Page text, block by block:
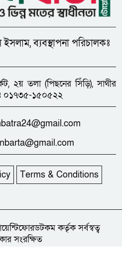
ঘটনায় প্রেমিকের শাস্তির
মানববন্ধন
প্রশাসক গোল্ডকাপ ফুটবল
এইচএসসি শিক্ষার্থীর
ঝুলে আত্মহত্যা
নেতা আল-আমিনের
সহ ৯১তম রক্তদান
কৃষকদের মাঝে বিনামূল্যে
পত্রিকা না পড়লে যাঁর কাছে
ছিল অর্থহীন
ব্যবস্থাপনা পরিচালকঃ
২য় তলা (পিছনের সিঁড়ি), সাথীর
০১৭৩৫-১৫০৫২২
Terms & Conditions
কর্তৃক সর্বস্বত্ব
সংরক্ষিত